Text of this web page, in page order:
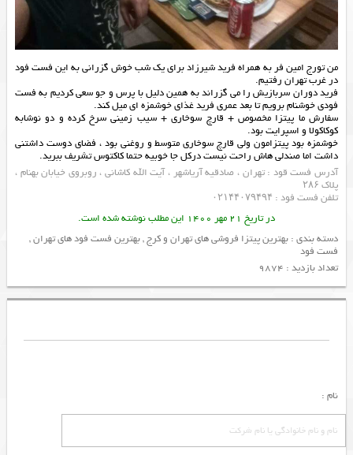
من تورج امین فر به همراه فرید شیرزاد برای یک شب خوش گزرانی به این فست فود
در غرب تهران رفتیم.
فرید دوران سربازیش را می گزراند به همین دلیل با پرس و جو سعی کردیم به فست
فودی خوشنام برویم تا بعد عمری فرید غذای خوشمزه ای میل کند.
سفارش ما پیتزا مخصوص + قارچ سوخاری + سیب زمینی سرخ کرده و دو نوشابه
کوکاکولا و اسپرایت بود.
خوشمزه بود پیتزامون ولی قارچ سوخاری متوسط و روغنی بود ، فضای دوست داشتنی
داشت اما صندلی هاش راحت نیست درکل جا خوبیه حتما کاکتوس تشریف ببرید.
آدرس فست قود : تهران ، صادقیه آریاشهر ، آیت الله کاشانی ، روبروی خیابان بهنام ،
پلاک ۲۸۶
تلفن فست فود : ۰۲۱۴۴۰۷۹۴۹۴
در تاریخ 21 مهر 1400 این مطلب نوشته شده است.
دسته بندی : بهترین پیتزا فروشی های تهران و کرج,بهترین فست فود های تهران,
فست فود
تعداد بازدید : 9874
نام :